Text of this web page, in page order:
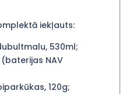
iekļauts:
530ml;
(baterijas NAV
120g;